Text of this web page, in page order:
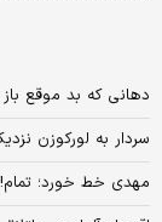
دهانی که بد موقع
سردار به لورکوزن
مهدی خط خورد؛ تمام!